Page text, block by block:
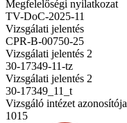
Megfelelőségi nyilatkozat
TV-DoC-2025-11
Vizsgálati jelentés
CPR-B-00750-25
Vizsgálati jelentés 2
30-17349-11-tz
Vizsgálati jelentés 2
30-17349_11_t
Vizsgáló intézet azonosítója
1015